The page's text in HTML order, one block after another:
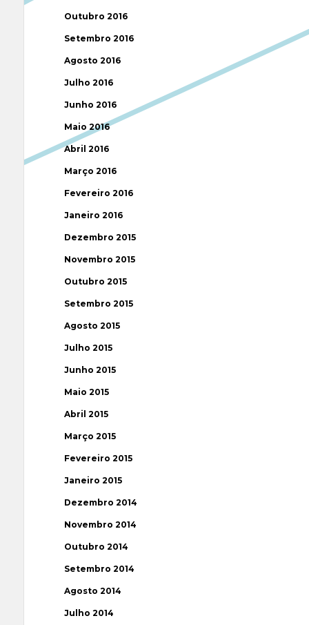
Outubro 2016
Setembro 2016
Agosto 2016
Julho 2016
Junho 2016
Maio 2016
Abril 2016
Março 2016
Fevereiro 2016
Janeiro 2016
Dezembro 2015
Novembro 2015
Outubro 2015
Setembro 2015
Agosto 2015
Julho 2015
Junho 2015
Maio 2015
Abril 2015
Março 2015
Fevereiro 2015
Janeiro 2015
Dezembro 2014
Novembro 2014
Outubro 2014
Setembro 2014
Agosto 2014
Julho 2014